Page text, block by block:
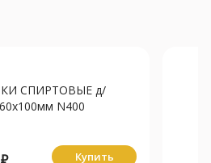
СПИРТОВЫЕ д/
N400
Купить